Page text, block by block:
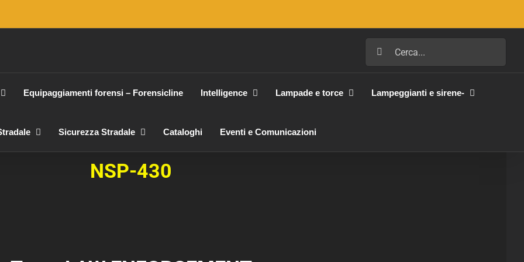
Cerca
per:
Equipaggiamenti forensi – Forensicline Intelligence Lampade e torce Lampeggianti e sirene-
Sicurezza Stradale Cataloghi Eventi e Comunicazioni
NSP-430